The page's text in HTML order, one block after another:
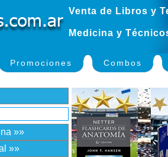
Venta de Libros y
Medicina y
Promociones Combos
»»
»»